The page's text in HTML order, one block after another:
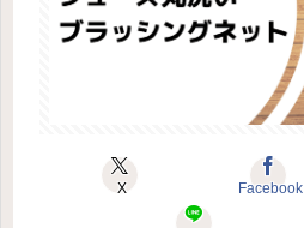
X Facebook